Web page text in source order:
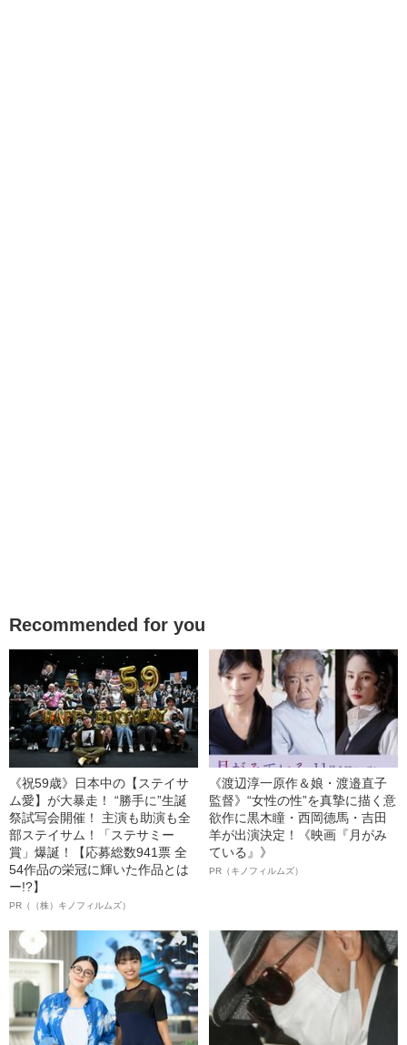
Recommended for you
《祝59歳》日本中の【ステイサ
ム愛】が大暴走！ “勝手に”生誕
祭試写会開催！ 主演も助演も全
部ステイサム！「ステサミー
賞」爆誕！【応募総数941票 全
54作品の栄冠に輝いた作品とは
ー!?】
PR（（株）キノフィルムズ）
《渡辺淳一原作＆娘・渡邉直子
監督》“女性の性”を真摯に描く意
欲作に黒木瞳・西岡德馬・吉田
羊が出演決定！《映画『月がみ
ている』》
PR（キノフィルムズ）